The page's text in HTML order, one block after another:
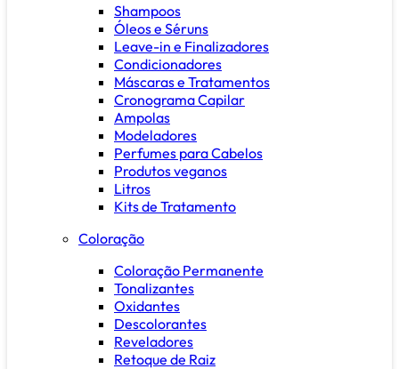
Shampoos
Óleos e Séruns
Leave-in e Finalizadores
Condicionadores
Máscaras e Tratamentos
Cronograma Capilar
Ampolas
Modeladores
Perfumes para Cabelos
Produtos veganos
Litros
Kits de Tratamento
Coloração
Coloração Permanente
Tonalizantes
Oxidantes
Descolorantes
Reveladores
Retoque de Raiz